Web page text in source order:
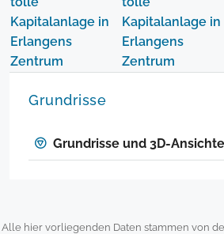
Grundrisse
Grundrisse und 3D-
Alle hier vorliegenden Daten stammen von